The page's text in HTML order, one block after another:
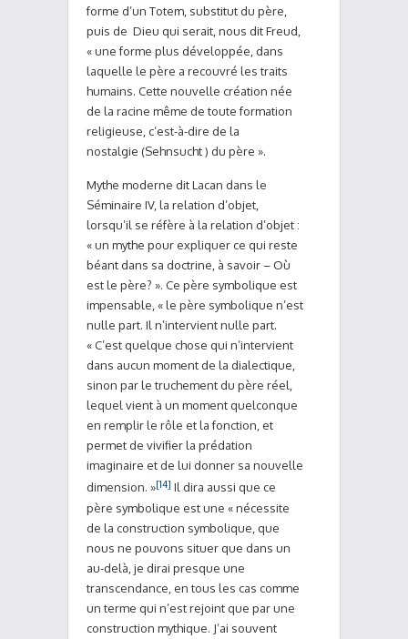
forme d’un Totem, substitut du père,
puis de Dieu qui serait, nous dit Freud,
« une forme plus développée, dans
laquelle le père a recouvré les traits
humains. Cette nouvelle création née
de la racine même de toute formation
religieuse, c’est-à-dire de la
nostalgie (Sehnsucht ) du père ».
Mythe moderne dit Lacan dans le
Séminaire IV, la relation d’objet,
lorsqu’il se réfère à la relation d’objet :
« un mythe pour expliquer ce qui reste
béant dans sa doctrine, à savoir – Où
est le père? ». Ce père symbolique est
impensable, « le père symbolique n’est
nulle part. Il n’intervient nulle part.
« C’est quelque chose qui n’intervient
dans aucun moment de la dialectique,
sinon par le truchement du père réel,
lequel vient à un moment quelconque
en remplir le rôle et la fonction, et
permet de vivifier la prédation
imaginaire et de lui donner sa nouvelle
dimension. »[14] Il dira aussi que ce
père symbolique est une « nécessite
de la construction symbolique, que
nous ne pouvons situer que dans un
au-delà, je dirai presque une
transcendance, en tous les cas comme
un terme qui n’est rejoint que par une
construction mythique. J’ai souvent